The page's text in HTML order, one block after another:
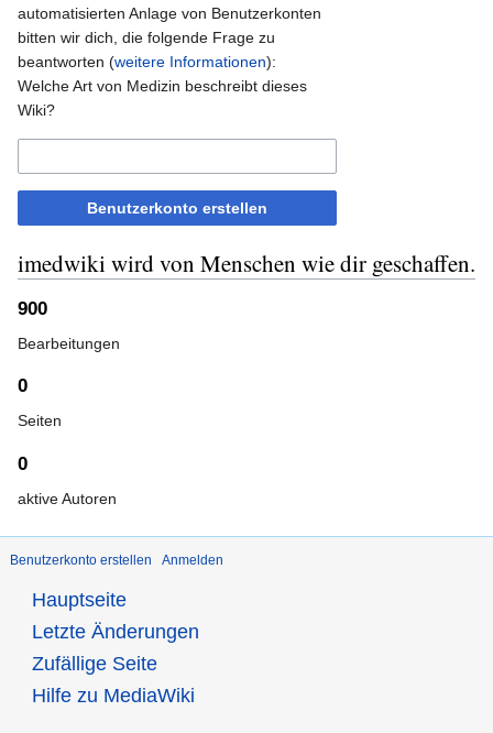
automatisierten Anlage von Benutzerkonten
bitten wir dich, die folgende Frage zu
beantworten (weitere Informationen):
Welche Art von Medizin beschreibt dieses
Wiki?
Benutzerkonto erstellen
imedwiki wird von Menschen wie dir geschaffen.
900
Bearbeitungen
0
Seiten
0
aktive Autoren
Benutzerkonto erstellen Anmelden
Hauptseite
Letzte Änderungen
Zufällige Seite
Hilfe zu MediaWiki